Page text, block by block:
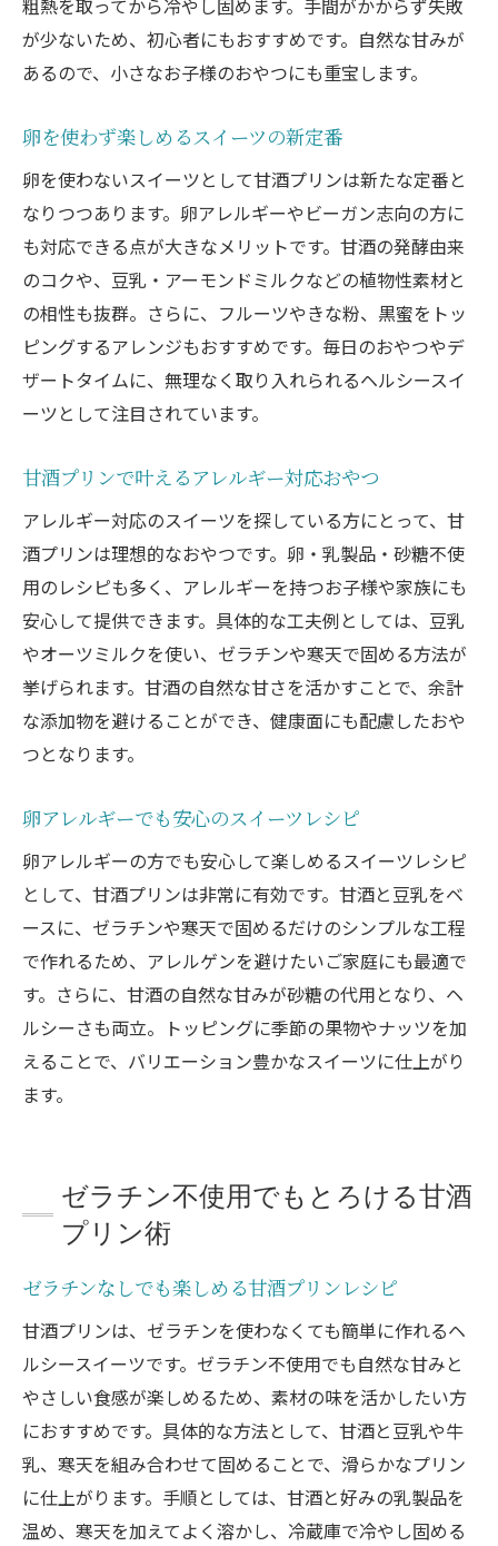
粗熱を取ってから冷やし固めます。手間がかからず失敗
が少ないため、初心者にもおすすめです。自然な甘みが
あるので、小さなお子様のおやつにも重宝します。
卵を使わず楽しめるスイーツの新定番
卵を使わないスイーツとして甘酒プリンは新たな定番と
なりつつあります。卵アレルギーやビーガン志向の方に
も対応できる点が大きなメリットです。甘酒の発酵由来
のコクや、豆乳・アーモンドミルクなどの植物性素材と
の相性も抜群。さらに、フルーツやきな粉、黒蜜をトッ
ピングするアレンジもおすすめです。毎日のおやつやデ
ザートタイムに、無理なく取り入れられるヘルシースイ
ーツとして注目されています。
甘酒プリンで叶えるアレルギー対応おやつ
アレルギー対応のスイーツを探している方にとって、甘
酒プリンは理想的なおやつです。卵・乳製品・砂糖不使
用のレシピも多く、アレルギーを持つお子様や家族にも
安心して提供できます。具体的な工夫例としては、豆乳
やオーツミルクを使い、ゼラチンや寒天で固める方法が
挙げられます。甘酒の自然な甘さを活かすことで、余計
な添加物を避けることができ、健康面にも配慮したおや
つとなります。
卵アレルギーでも安心のスイーツレシピ
卵アレルギーの方でも安心して楽しめるスイーツレシピ
として、甘酒プリンは非常に有効です。甘酒と豆乳をベ
ースに、ゼラチンや寒天で固めるだけのシンプルな工程
で作れるため、アレルゲンを避けたいご家庭にも最適で
す。さらに、甘酒の自然な甘みが砂糖の代用となり、ヘ
ルシーさも両立。トッピングに季節の果物やナッツを加
えることで、バリエーション豊かなスイーツに仕上がり
ます。
ゼラチン不使用でもとろける甘酒
プリン術
ゼラチンなしでも楽しめる甘酒プリンレシピ
甘酒プリンは、ゼラチンを使わなくても簡単に作れるヘ
ルシースイーツです。ゼラチン不使用でも自然な甘みと
やさしい食感が楽しめるため、素材の味を活かしたい方
におすすめです。具体的な方法として、甘酒と豆乳や牛
乳、寒天を組み合わせて固めることで、滑らかなプリン
に仕上がります。手順としては、甘酒と好みの乳製品を
温め、寒天を加えてよく溶かし、冷蔵庫で冷やし固める